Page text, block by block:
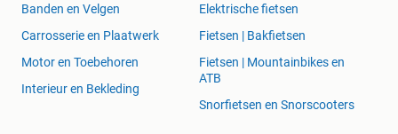
Banden en Velgen
Carrosserie en Plaatwerk
Motor en Toebehoren
Interieur en Bekleding
Elektrische fietsen
Fietsen | Bakfietsen
Fietsen | Mountainbikes en
ATB
Snorfietsen en Snorscooters